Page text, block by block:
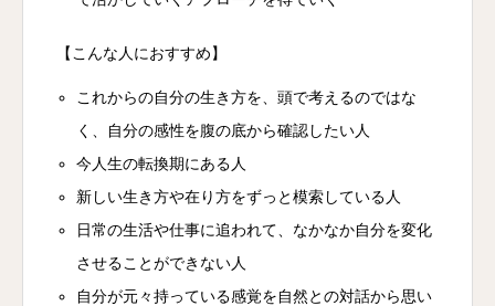
【こんな人におすすめ】
これからの自分の生き方を、頭で考えるのではな
く、自分の感性を腹の底から確認したい人
今人生の転換期にある人
新しい生き方や在り方をずっと模索している人
日常の生活や仕事に追われて、なかなか自分を変化
させることができない人
自分が元々持っている感覚を自然との対話から思い